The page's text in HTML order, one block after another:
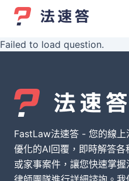
Failed to load question.
FastLaw法速答 - 您的線
優化的AI回覆，即時解答
或家事案件，讓您快速掌